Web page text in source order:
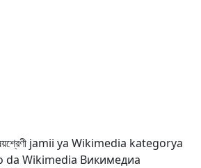
jamii ya Wikimedia kategorya
da Wikimedia Викимедиа